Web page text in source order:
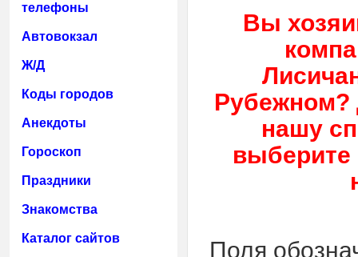
телефоны
Автовокзал
Ж/Д
Коды городов
Анекдоты
Гороскоп
Праздники
Знакомства
Каталог сайтов
Вы
Рубежном?
нашу
Поля